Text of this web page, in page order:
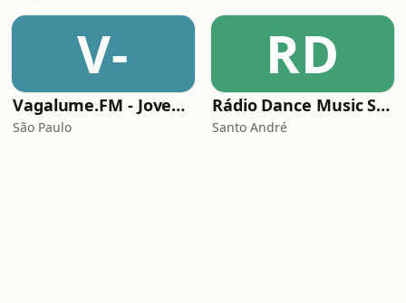
V-
Vagalume.FM - Jovem Guarda
São Paulo
RD
Rádio Dance Music Super Hits
Santo André